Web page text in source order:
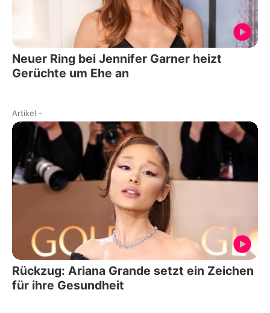
Neuer Ring bei Jennifer Garner heizt
Gerüchte um Ehe an
Artikel -
Rückzug: Ariana Grande setzt ein Zeichen
für ihre Gesundheit